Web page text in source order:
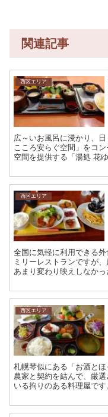
関連記事
西区エリア
広～いお風呂に浸かり、
こころ安らぐ空間」をコ
空間を提供する「湯処 花
ゆづきさんは、実はお風
西区エリア
全国に気軽に利用できる
ミリーレストランですが
あまり変わり映えしなか
い雰囲気で落ち着いて料
思...
西区エリア
札幌琴似にある「お酒と
農家と契約を結んで、厳
いる拘りのある料理屋で
る料理屋なので、北海道
地...